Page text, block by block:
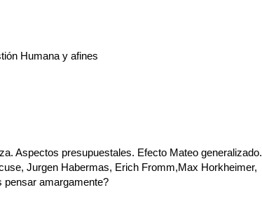
Humana y afines
Aspectos presupuestales. Efecto Mateo generalizado.
Jurgen Habermas, Erich Fromm,Max Horkheimer,
pensar amargamente?